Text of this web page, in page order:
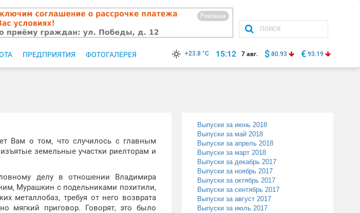
Реклама
ПРЕДПРИЯТИЯ ФОТОГАЛЕРЕЯ +23.8 °C 15:12 7 авг. $ 80.93 € 93.19
Вам о том, что случилось с главным
земельные участки риелторам и
делу в отношении Владимира
Мурашкин с подельниками похитили,
металлобаз, требуя от него возврата
мягкий приговор. Говорят, это было
Выпуски за июнь 2018
Выпуски за май 2018
Выпуски за апрель 2018
Выпуски за март 2018
Выпуски за декабрь 2017
Выпуски за ноябрь 2017
Выпуски за октябрь 2017
Выпуски за сентябрь 2017
Выпуски за август 2017
Выпуски за июль 2017